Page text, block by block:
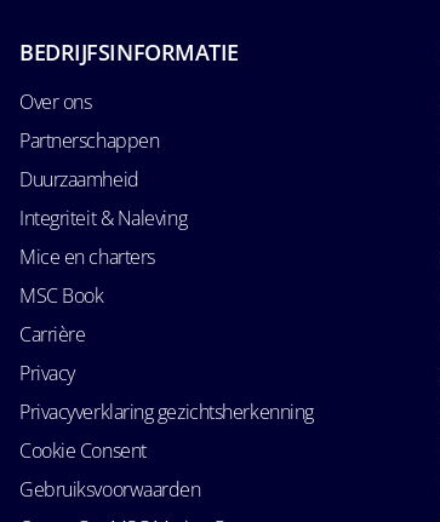
BEDRIJFSINFORMATIE
Over ons
Partnerschappen
Duurzaamheid
Integriteit & Naleving
Mice en charters
MSC Book
Carrière
Privacy
Privacyverklaring gezichtsherkenning
Cookie Consent
Gebruiksvoorwaarden